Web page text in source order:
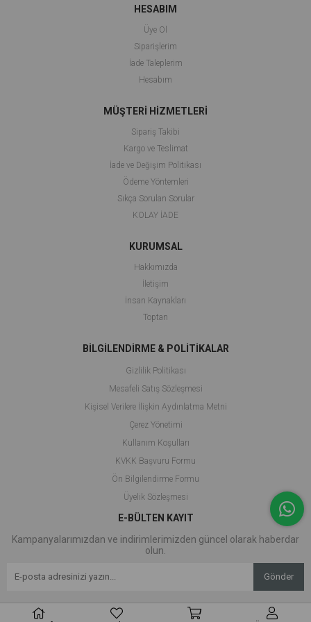
HESABIM
Üye Ol
Siparişlerim
İade Taleplerim
Hesabım
MÜŞTERİ HİZMETLERİ
Sipariş Takibi
Kargo ve Teslimat
İade ve Değişim Politikası
Ödeme Yöntemleri
Sıkça Sorulan Sorular
KOLAY İADE
KURUMSAL
Hakkımızda
İletişim
İnsan Kaynakları
Toptan
BİLGİLENDİRME & POLİTİKALAR
Gizlilik Politikası
Mesafeli Satış Sözleşmesi
Kişisel Verilere İlişkin Aydınlatma Metni
Çerez Yönetimi
Kullanım Koşulları
KVKK Başvuru Formu
Ön Bilgilendirme Formu
Üyelik Sözleşmesi
E-BÜLTEN KAYIT
Kampanyalarımızdan ve indirimlerimizden güncel olarak haberdar
olun.
Gönder